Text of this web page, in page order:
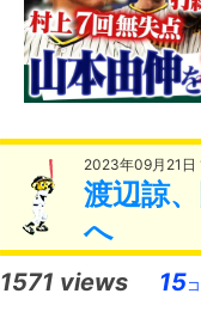
2023年09月21日
渡辺諒
へ
1571 views 15